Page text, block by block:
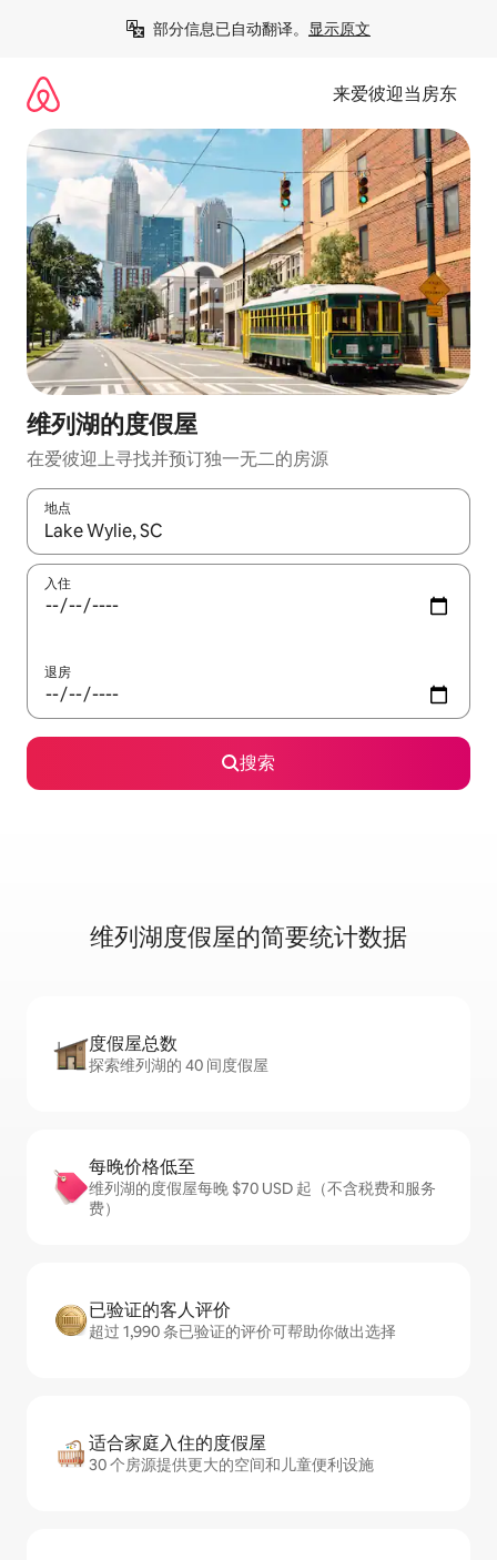
部分信息已自动翻译。 显示原文
来爱彼迎当房东
维列湖的度假屋
在爱彼迎上寻找并预订独一无二的房源
地点
如有搜索结果，请使用上下方向键查看，或通过点击或滑动手势
入住
退房
搜索
维列湖度假屋的简要统计数据
度假屋总数
探索维列湖的 40 间度假屋
每晚价格低至
维列湖的度假屋每晚 $70 USD 起（不含税费和服务
费）
已验证的客人评价
超过 1,990 条已验证的评价可帮助你做出选择
适合家庭入住的度假屋
30 个房源提供更大的空间和儿童便利设施